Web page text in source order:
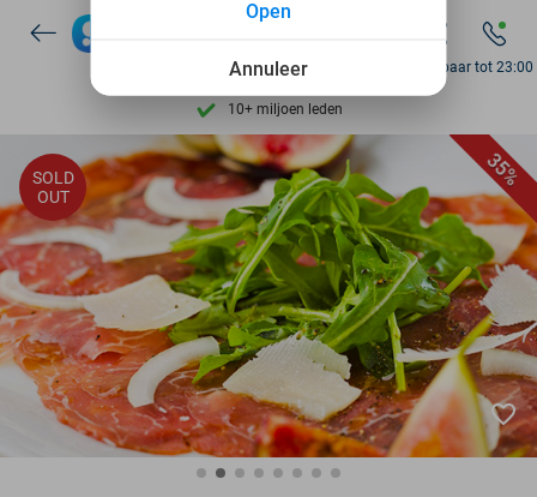
7 dagen per week beschikbaar
10+ miljoen leden
9,4 op basis van
Ontdek 15.000+ deals
7 dagen per week beschikbaar
10+ miljoen leden
Bereikbaar tot 23:00
35%
SOLD
OUT
favorite_border
Annuleer
Open